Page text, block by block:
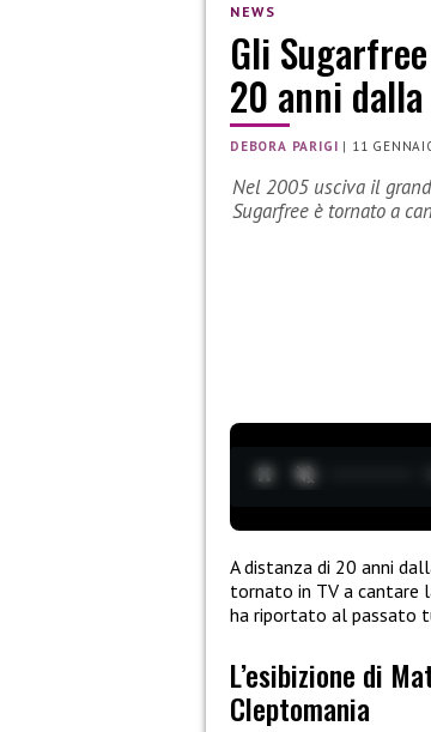
NEWS
Gli
20 anni
DEBORA PARIGI | 11
Nel 2005 usciva il
Sugarfree è tornato a
A distanza di 20 anni
tornato in TV a cantare
ha riportato al passato
L’esibizione di
Cleptomania